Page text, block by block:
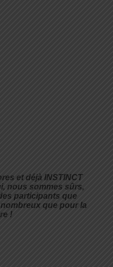
et déjà INSTINCT
nous sommes sûrs,
participants que
que pour la
!